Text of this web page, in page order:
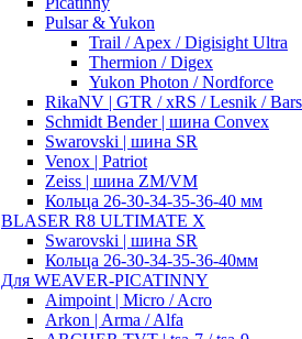
Pulsar & Yukon
Trail / Apex / Digisight Ultra
Thermion / Digex
Yukon Photon / Nordforce
RikaNV | GTR / xRS / Lesnik /
Schmidt Bender | шина Convex
Swarovski | шина SR
Venox | Patriot
Zeiss | шина ZM/VM
Кольца 26-30-34-35-36-40 мм
BLASER R8 ULTIMATE X
Swarovski | шина SR
Кольца 26-30-34-35-36-40мм
Для WEAVER-PICATINNY
Aimpoint | Micro / Acro
Arkon | Arma / Alfa